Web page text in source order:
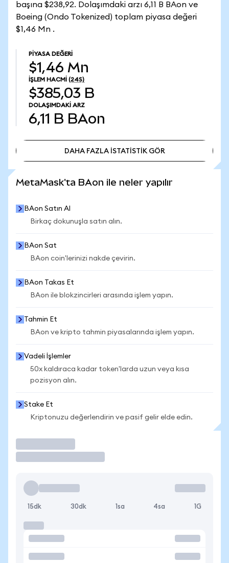
başına $238,92. Dolaşımdaki arzı 6,11 B BAon ve
Boeing (Ondo Tokenized) toplam piyasa değeri
$1,46 Mn .
PIYASA DEĞERI
$1,46 Mn
İŞLEM HACMI (24S)
$385,03 B
DOLAŞIMDAKI ARZ
6,11 B BAon
DAHA FAZLA İSTATİSTİK GÖR
MetaMask'ta BAon ile neler yapılır
BAon Satın Al
Birkaç dokunuşla satın alın.
BAon Sat
BAon coin'lerinizi nakde çevirin.
BAon Takas Et
BAon ile blokzincirleri arasında işlem yapın.
Tahmin Et
BAon ve kripto tahmin piyasalarında işlem yapın.
Vadeli İşlemler
50x kaldıraca kadar token'larda uzun veya kısa
pozisyon alın.
Stake Et
Kriptonuzu değerlendirin ve pasif gelir elde edin.
15dk 30dk 1sa 4sa 1G